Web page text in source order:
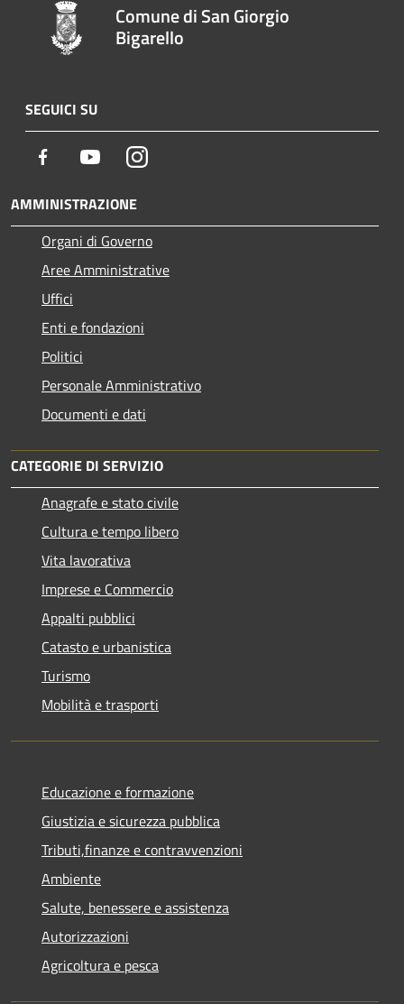
Comune di San Giorgio
Bigarello
SEGUICI SU
Facebook YoutubeInstagram
AMMINISTRAZIONE
Organi di Governo
Aree Amministrative
Uffici
Enti e fondazioni
Politici
Personale Amministrativo
Documenti e dati
CATEGORIE DI SERVIZIO
Anagrafe e stato civile
Cultura e tempo libero
Vita lavorativa
Imprese e Commercio
Appalti pubblici
Catasto e urbanistica
Turismo
Mobilità e trasporti
Educazione e formazione
Giustizia e sicurezza pubblica
Tributi,finanze e contravvenzioni
Ambiente
Salute, benessere e assistenza
Autorizzazioni
Agricoltura e pesca